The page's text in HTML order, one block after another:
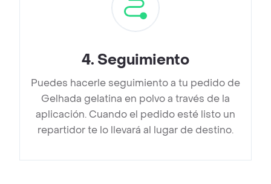
4. Seguimiento
Puedes hacerle seguimiento a tu pedido de
Gelhada gelatina en polvo a través de la
aplicación. Cuando el pedido esté listo un
repartidor te lo llevará al lugar de destino.